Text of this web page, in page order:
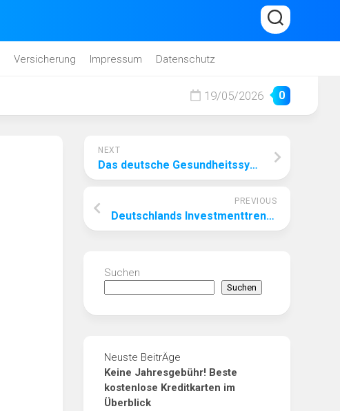
Versicherung Impressum Datenschutz
0
19/05/2026
NEXT
Das deutsche Gesundheitssystem: Gesetzliche Krankenversicherung vs. Private Krankenversicherung
PREVIOUS
Deutschlands Investmenttrends: Aktien, Immobilien und Grüne Investitionen
Suchen
Suchen
Neuste BeitrÄge
Keine Jahresgebühr! Beste
kostenlose Kreditkarten im
Überblick